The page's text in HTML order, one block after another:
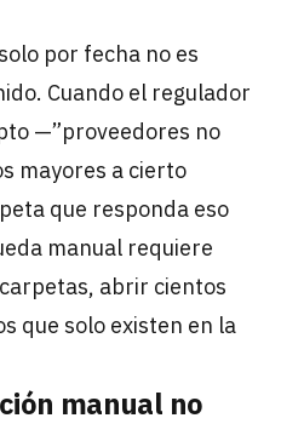
por fecha no es
Cuando el regulador
—”proveedores no
mayores a cierto
que responda eso
manual requiere
abrir cientos
que solo existen en la
manual no